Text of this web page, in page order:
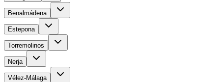
Benalmádena
Estepona
Torremolinos
Nerja
Vélez-Málaga